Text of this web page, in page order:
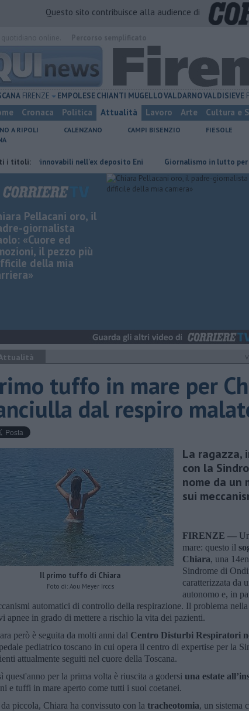
Questo sito contribuisce alla audience di
FIRENZE EMPOLESECHIANTI MUGELLOVALDARNOVALDISIEVE
Cronaca Politica Attualità Lavoro Arte Cultura e
A RIPOLI CALENZANO CAMPI BISENZIO FIESOLE
i titoli:nell'ex deposito Eni Giornalismo in lutto per la
Pellacani oro, il
giornalista
«Cuore ed
il pezzo più
della mia
tuffo in mare per
dal respiro
Il primo tuffo di Chiara
Foto di: Aou Meyer Irccs
La ragazza,
con la
nome da un
sui
FIRENZE —
mare: questo il
Chiara, una
Sindrome di
caratterizzata da
autonomo e, in
automatici di controllo della respirazione. Il problema
apnee in grado di mettere a rischio la vita dei pazienti.
però è seguita da molti anni dal Centro Disturbi Respiratori
pediatrico toscano in cui opera il centro di expertise per la
attualmente seguiti nel cuore della Toscana.
quest'anno per la prima volta è riuscita a godersi una estate
e tuffi in mare aperto come tutti i suoi coetanei.
piccola, Chiara ha convissuto con la tracheotomia, un sistema